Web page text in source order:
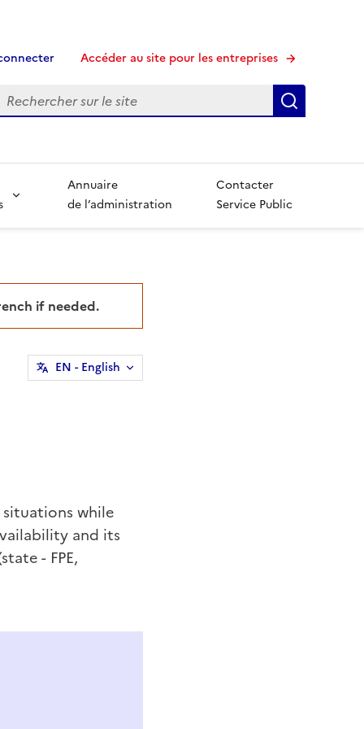
Accéder au site pour les entreprises
Recherche
Annuaire
de l’administration
Contacter
Service Public
if needed.
EN - English
while
and its
- FPE,